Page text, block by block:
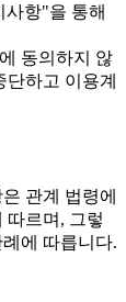
사항"을 통해
동의하지 않
하고 이용계
관계 법령에
따르며, 그렇
에 따릅니다.